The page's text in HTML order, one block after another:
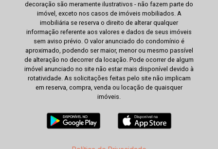
decoração são meramente ilustrativos - não fazem parte do
imóvel, exceto nos casos de imóveis mobiliados. A
imobiliária se reserva o direito de alterar qualquer
informação referente aos valores e dados de seus imóveis
sem aviso prévio. O valor anunciado do condomínio é
aproximado, podendo ser maior, menor ou mesmo passível
de alteração no decorrer da locação. Pode ocorrer de algum
imóvel anunciado no site não estar mais disponível devido à
rotatividade. As solicitações feitas pelo site não implicam
em reserva, compra, venda ou locação de quaisquer
imóveis.